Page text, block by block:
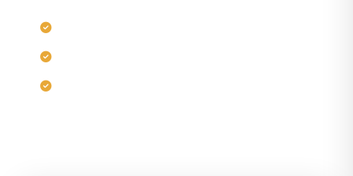
$0 de cuota de solicitud
Sin comprobaciones de crédito exhaustivas
Hora límite diaria: 4:00 PM EST